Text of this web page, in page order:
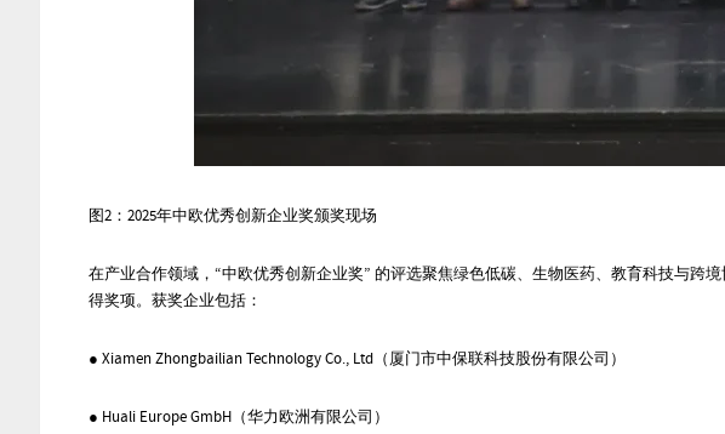
图 2 ： 2025年中欧优秀创新企业奖颁奖现场
在产业合作领域，“中欧优秀创新企业奖” 的评选聚焦绿色低碳、生物医药、教育科技与跨
得奖项。 获奖企业包括 ：
● Xiamen Zhongbailian Technology Co., Ltd（厦门市中保联科技股份有限公司）
● Huali Europe GmbH（华力欧洲有限公司）